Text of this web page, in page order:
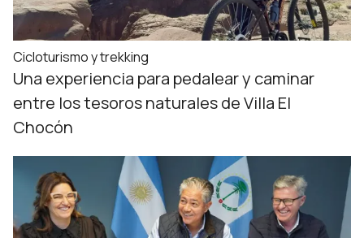
Cicloturismo y trekking
Una experiencia para pedalear y caminar
entre los tesoros naturales de Villa El
Chocón